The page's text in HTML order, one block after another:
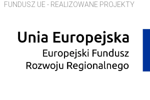
FUNDUSZ UE - REALIZOWANE PROJEKTY